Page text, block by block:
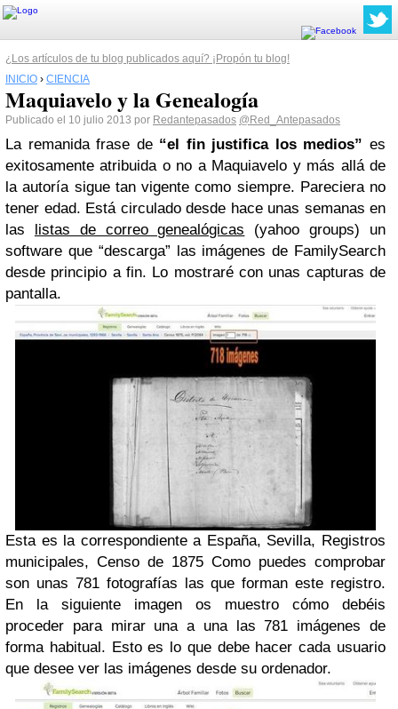
¿Los artículos de tu blog publicados aquí? ¡Propón tu blog!
INICIO › CIENCIA
Maquiavelo y la Genealogía
Publicado el 10 julio 2013 por Redantepasados @Red_Antepasados
La remanida frase de “el fin justifica los medios” es
exitosamente atribuida o no a Maquiavelo y más allá de
la autoría sigue tan vigente como siempre. Pareciera no
tener edad. Está circulado desde hace unas semanas en
las listas de correo genealógicas (yahoo groups) un
software que “descarga” las imágenes de FamilySearch
desde principio a fin. Lo mostraré con unas capturas de
pantalla.
Esta es la correspondiente a España, Sevilla, Registros
municipales, Censo de 1875 Como puedes comprobar
son unas 781 fotografías las que forman este registro.
En la siguiente imagen os muestro cómo debéis
proceder para mirar una a una las 781 imágenes de
forma habitual. Esto es lo que debe hacer cada usuario
que desee ver las imágenes desde su ordenador.